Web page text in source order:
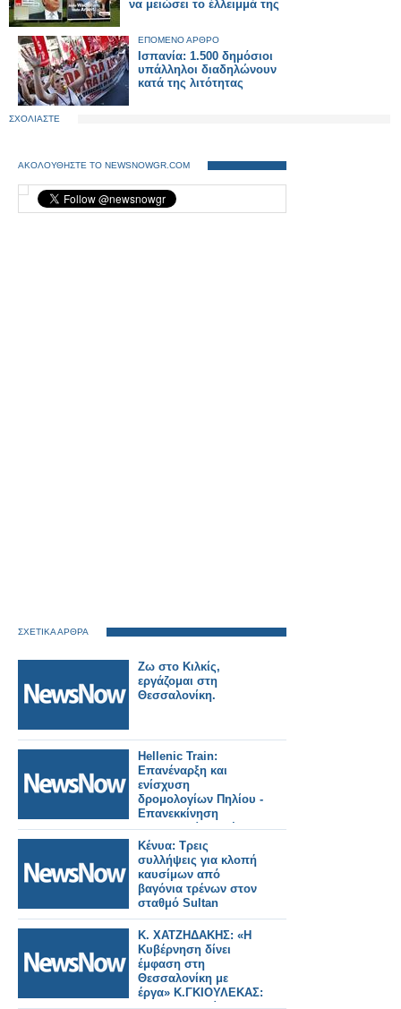
να μειώσει το έλλειμμά της
ΕΠΟΜΕΝΟ ΑΡΘΡΟ
Ισπανία: 1.500 δημόσιοι
υπάλληλοι διαδηλώνουν
κατά της λιτότητας
ΣΧΟΛΙΑΣΤΕ
ΑΚΟΛΟΥΘΗΣΤΕ ΤΟ NEWSNOWGR.COM
ΣΧΕΤΙΚΑ ΑΡΘΡΑ
Ζω στο Κιλκίς,
εργάζομαι στη
Θεσσαλονίκη.
Hellenic Train:
Επανέναρξη και
ενίσχυση
δρομολογίων Πηλίου -
Επανεκκίνηση
Θεσσαλονίκη - Σέρρες
- Θεσσαλονίκη
Κένυα: Τρεις
συλλήψεις για κλοπή
καυσίμων από
βαγόνια τρένων στον
σταθμό Sultan
Hamud!
Κ. ΧΑΤΖΗΔΑΚΗΣ: «Η
Κυβέρνηση δίνει
έμφαση στη
Θεσσαλονίκη με
έργα» Κ.ΓΚΙΟΥΛΕΚΑΣ: